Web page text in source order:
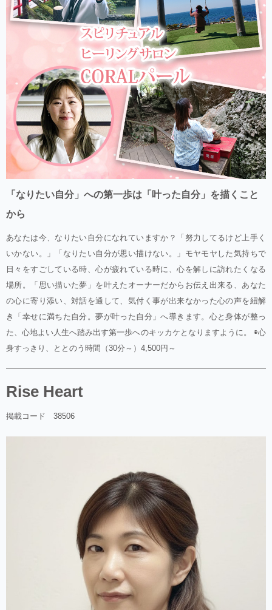
「なりたい自分」への第一歩は「叶った自分」を描くこと
から
あなたは今、なりたい自分になれていますか？「努力してるけど上手く
いかない。」「なりたい自分が思い描けない。」モヤモヤした気持ちで
日々をすごしている時、心が疲れている時に、心を解しに訪れたくなる
場所。「思い描いた夢」を叶えたオーナーだからお伝え出来る、あなた
の心に寄り添い、対話を通して、気付く事が出来なかった心の声を紐解
き「幸せに満ちた自分。夢が叶った自分」へ導きます。心と身体が整っ
た、心地よい人生へ踏み出す第一歩へのキッカケとなりますように。 ◉心
身すっきり、ととのう時間（30分～）4,500円～
Rise Heart
掲載コード 38506